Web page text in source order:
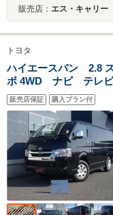
販売店： エス・キャリー
トヨタ
ハイエースバン 2.8
ボ 4WD ナビ テレ
ーミラー Bluetooth
ブレコーダー ETC
販売店保証 購入プラン付